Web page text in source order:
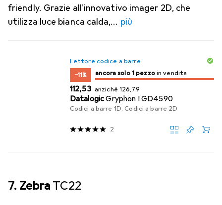
friendly. Grazie all'innovativo imager 2D, che
utilizza luce bianca calda,
più
Lettore codice a barre
−11%
solo 1 pezzo in vendita
ancora solo 1 pezzoin vendita
EUR
112,53 anziché EUR
126,79
DatalogicGryphon I GD4590
Codici a barre 1D, Codici a barre 2D
2
7. Zebra TC22